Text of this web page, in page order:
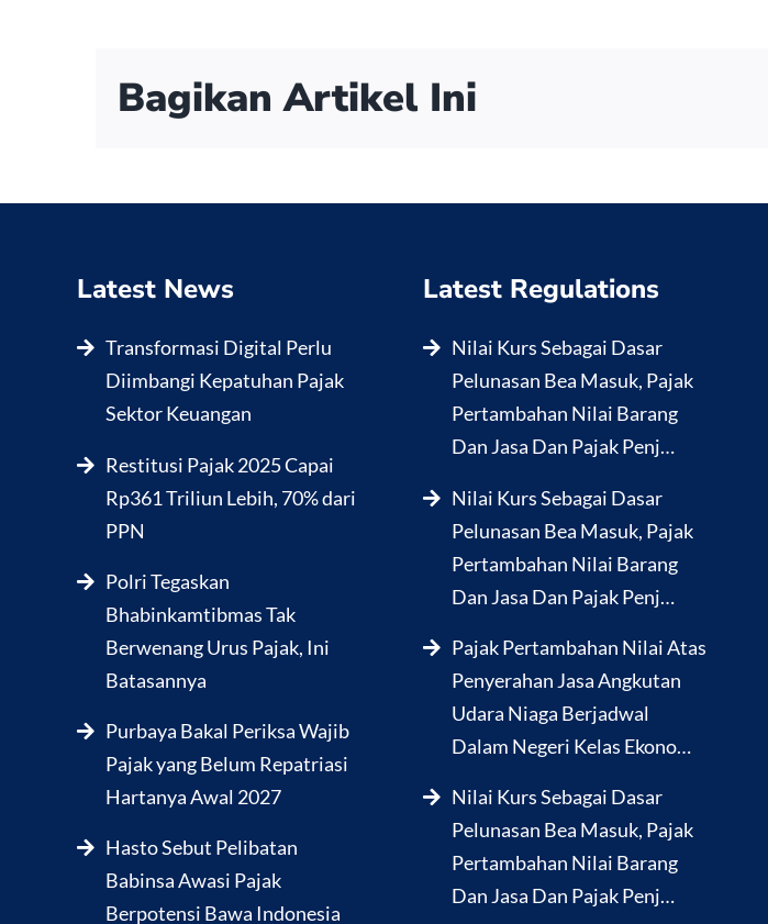
Bagikan Artikel Ini
Latest News
Transformasi Digital Perlu
Diimbangi Kepatuhan Pajak
Sektor Keuangan
Restitusi Pajak 2025 Capai
Rp361 Triliun Lebih, 70% dari
PPN
Polri Tegaskan
Bhabinkamtibmas Tak
Berwenang Urus Pajak, Ini
Batasannya
Purbaya Bakal Periksa Wajib
Pajak yang Belum Repatriasi
Hartanya Awal 2027
Hasto Sebut Pelibatan
Babinsa Awasi Pajak
Berpotensi Bawa Indonesia
Latest Regulations
Nilai Kurs Sebagai Dasar
Pelunasan Bea Masuk, Pajak
Pertambahan Nilai Barang
Dan Jasa Dan Pajak Penj…
Nilai Kurs Sebagai Dasar
Pelunasan Bea Masuk, Pajak
Pertambahan Nilai Barang
Dan Jasa Dan Pajak Penj…
Pajak Pertambahan Nilai Atas
Penyerahan Jasa Angkutan
Udara Niaga Berjadwal
Dalam Negeri Kelas Ekono…
Nilai Kurs Sebagai Dasar
Pelunasan Bea Masuk, Pajak
Pertambahan Nilai Barang
Dan Jasa Dan Pajak Penj…